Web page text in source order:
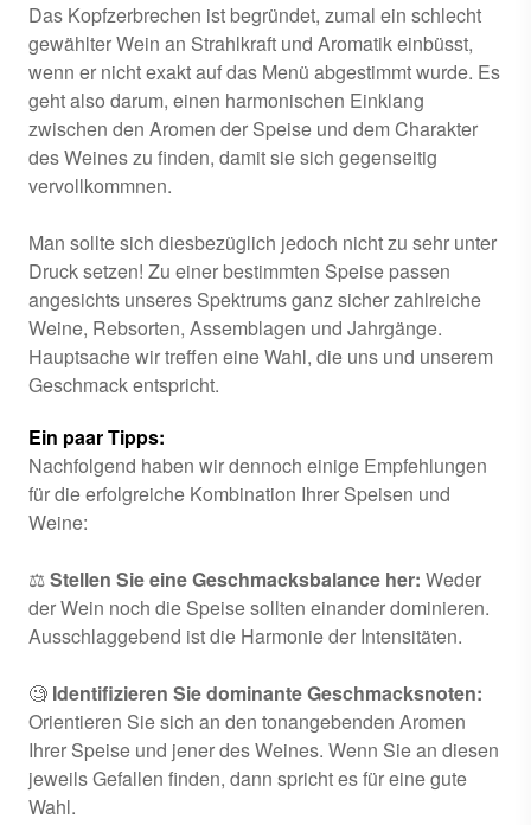
Das Kopfzerbrechen ist begründet, zumal ein schlecht
gewählter Wein an Strahlkraft und Aromatik einbüsst,
wenn er nicht exakt auf das Menü abgestimmt wurde. Es
geht also darum, einen harmonischen Einklang
zwischen den Aromen der Speise und dem Charakter
des Weines zu finden, damit sie sich gegenseitig
vervollkommnen.
Man sollte sich diesbezüglich jedoch nicht zu sehr unter
Druck setzen! Zu einer bestimmten Speise passen
angesichts unseres Spektrums ganz sicher zahlreiche
Weine, Rebsorten, Assemblagen und Jahrgänge.
Hauptsache wir treffen eine Wahl, die uns und unserem
Geschmack entspricht.
Ein paar Tipps:
Nachfolgend haben wir dennoch einige Empfehlungen
für die erfolgreiche Kombination Ihrer Speisen und
Weine:
⚖Stellen Sie eine Geschmacksbalance her: Weder
der Wein noch die Speise sollten einander dominieren.
Ausschlaggebend ist die Harmonie der Intensitäten.
🧐 Identifizieren Sie dominante Geschmacksnoten:
Orientieren Sie sich an den tonangebenden Aromen
Ihrer Speise und jener des Weines. Wenn Sie an diesen
jeweils Gefallen finden, dann spricht es für eine gute
Wahl.